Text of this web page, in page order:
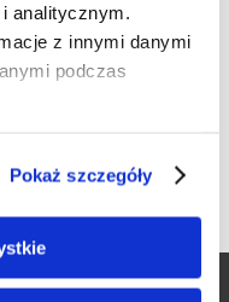
analitycznym.
z innymi danymi
podczas
Pokaż szczegóły
18 lat?
nawet